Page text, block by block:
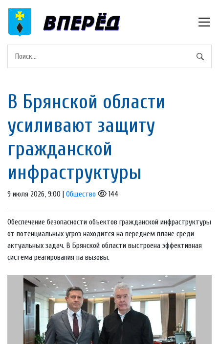
В Брянской области
усиливают защиту
гражданской
инфраструктуры
9 июля 2026, 9:00 | Общество 144
Обеспечение безопасности объектов гражданской инфраструктуры
от потенциальных угроз находится на переднем плане среди
актуальных задач. В Брянской области выстроена эффективная
система реагирования на вызовы.